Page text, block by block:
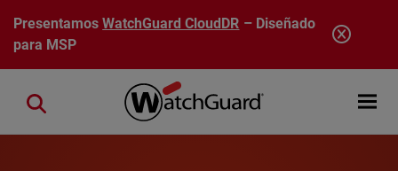
Pasar al contenido principal
PresentamosWatchGuard CloudDR – Diseñado
para MSP
Open
Close search